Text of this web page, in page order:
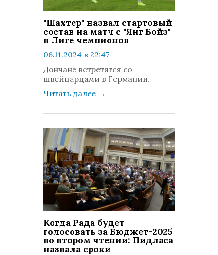
"Шахтер" назвал стартовый
состав на матч с "Янг Бойз"
в Лиге чемпионов
06.11.2024 в 22:47
комментариев: 0
Дончане встретятся со
швейцарцами в Германии.
Читать далее →
Когда Рада будет
голосовать за Бюджет-2025
во втором чтении: Пидласа
назвала сроки